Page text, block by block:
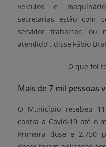
veículos e
secretarias estão com
servidor trabalhar, ou
atendido”, disse Fábio
O que foi
Mais de 7 mil pessoas
O Município recebeu
contra a Covid-19 até o
Primeira dose e 2.750